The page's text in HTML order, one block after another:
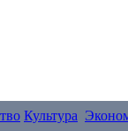
Культура